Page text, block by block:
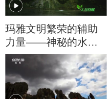
玛雅文明繁荣的辅助
力量——神秘的水下
洞穴：天坑